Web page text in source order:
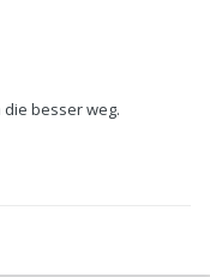
besser weg.